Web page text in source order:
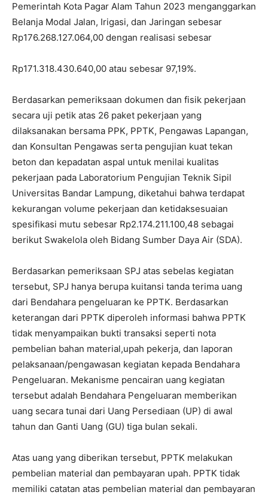
Pemerintah Kota Pagar Alam Tahun 2023 menganggarkan
Belanja Modal Jalan, Irigasi, dan Jaringan sebesar
Rp176.268.127.064,00 dengan realisasi sebesar
Rp171.318.430.640,00 atau sebesar 97,19%.
Berdasarkan pemeriksaan dokumen dan fisik pekerjaan
secara uji petik atas 26 paket pekerjaan yang
dilaksanakan bersama PPK, PPTK, Pengawas Lapangan,
dan Konsultan Pengawas serta pengujian kuat tekan
beton dan kepadatan aspal untuk menilai kualitas
pekerjaan pada Laboratorium Pengujian Teknik Sipil
Universitas Bandar Lampung, diketahui bahwa terdapat
kekurangan volume pekerjaan dan ketidaksesuaian
spesifikasi mutu sebesar Rp2.174.211.100,48 sebagai
berikut Swakelola oleh Bidang Sumber Daya Air (SDA).
Berdasarkan pemeriksaan SPJ atas sebelas kegiatan
tersebut, SPJ hanya berupa kuitansi tanda terima uang
dari Bendahara pengeluaran ke PPTK. Berdasarkan
keterangan dari PPTK diperoleh informasi bahwa PPTK
tidak menyampaikan bukti transaksi seperti nota
pembelian bahan material,upah pekerja, dan laporan
pelaksanaan/pengawasan kegiatan kepada Bendahara
Pengeluaran. Mekanisme pencairan uang kegiatan
tersebut adalah Bendahara Pengeluaran memberikan
uang secara tunai dari Uang Persediaan (UP) di awal
tahun dan Ganti Uang (GU) tiga bulan sekali.
Atas uang yang diberikan tersebut, PPTK melakukan
pembelian material dan pembayaran upah. PPTK tidak
memiliki catatan atas pembelian material dan pembayaran